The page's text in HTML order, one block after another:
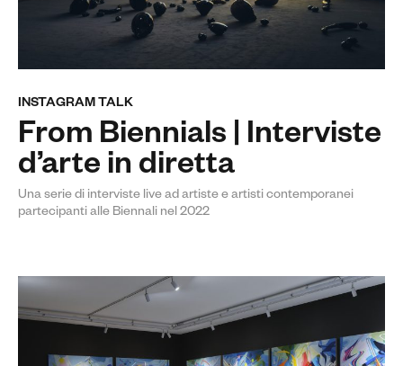
INSTAGRAM TALK
From Biennials | Interviste
d’arte in diretta
Una serie di interviste live ad artiste e artisti contemporanei
partecipanti alle Biennali nel 2022